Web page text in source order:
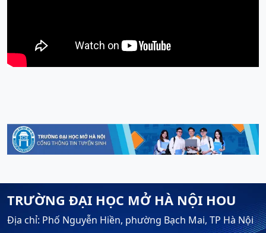
TRƯỜNG ĐẠI HỌC MỞ HÀ NỘI HOU
Địa chỉ: Phố Nguyễn Hiền, phường Bạch Mai, TP Hà Nội